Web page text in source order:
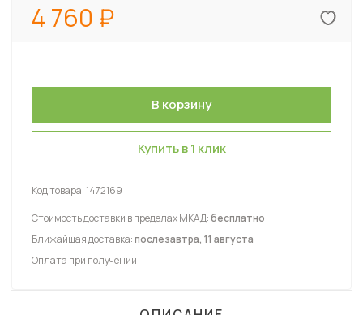
4 760
Купить в 1 клик
Код товара:1472169
Стоимость доставки в пределах МКАД:бесплатно
Ближайшая доставка:послезавтра, 11 августа
Оплата при получении